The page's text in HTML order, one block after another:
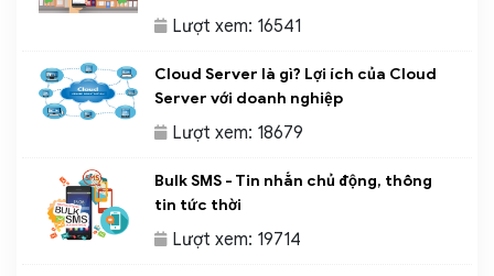
Lượt xem: 16541
Cloud Server là gì? Lợi ích của Cloud
Server với doanh nghiệp
Lượt xem: 18679
Bulk SMS - Tin nhắn chủ động, thông
tin tức thời
Lượt xem: 19714